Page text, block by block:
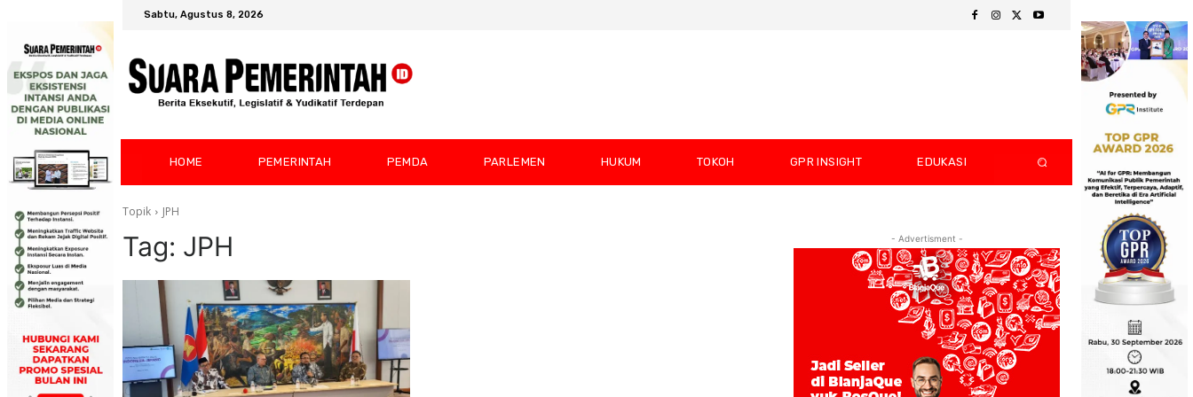
Sabtu, Agustus 8, 2026
HOME PEMERINTAH PEMDA PARLEMEN HUKUM TOKOH GPR INSIGHT EDUKASI
Topik JPH
Tag: JPH - Advertisment -